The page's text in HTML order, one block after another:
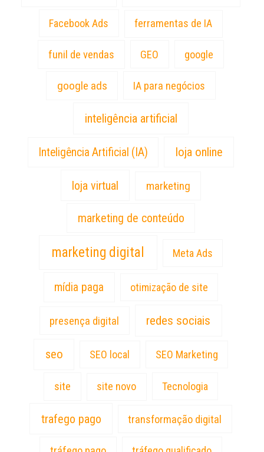
Facebook Ads ferramentas de IA
funil de vendas GEO google
google ads IA para negócios
inteligência artificial
Inteligência Artificial (IA) loja online
loja virtual marketing
marketing de conteúdo
marketing digital Meta Ads
mídia paga otimização de site
presença digital redes sociais
seo SEO local SEO Marketing
site site novo Tecnologia
trafego pago transformação digital